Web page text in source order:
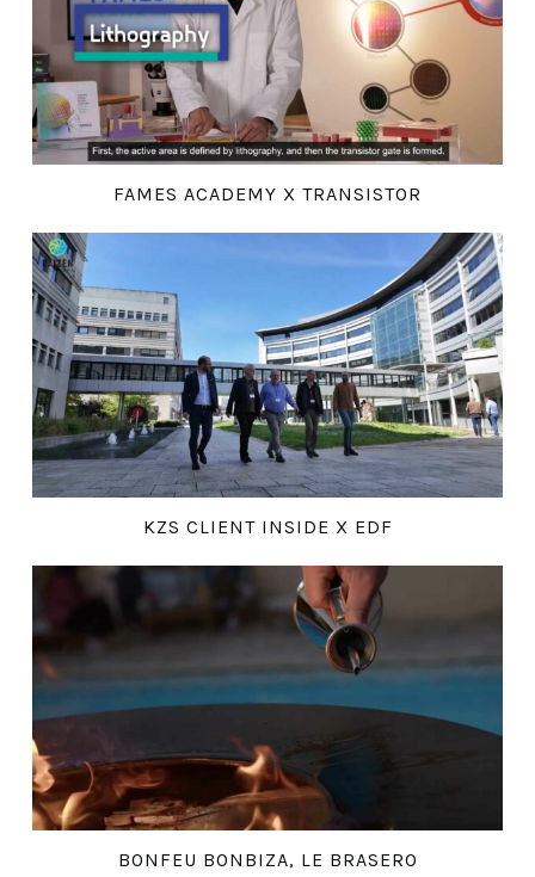
FAMES ACADEMY X TRANSISTOR
KZS CLIENT INSIDE X EDF
BONFEU BONBIZA, LE BRASERO